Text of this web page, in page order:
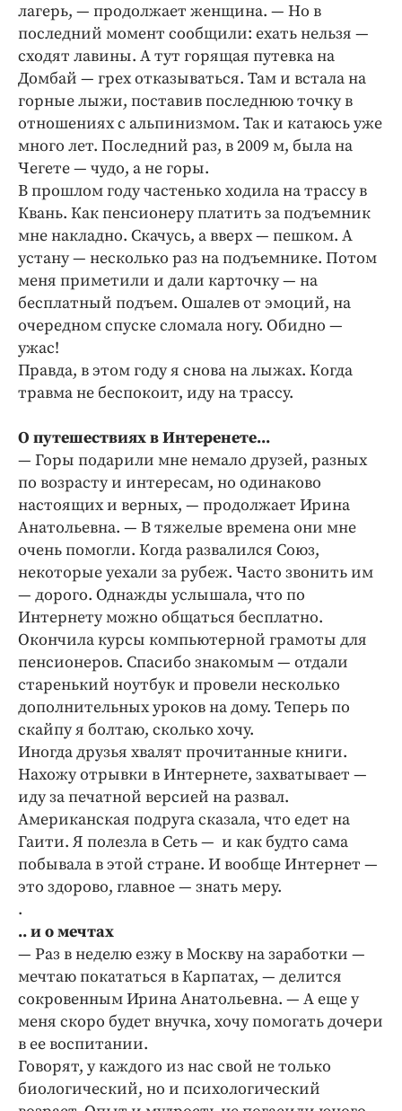
лагерь, — продолжает женщина. — Но в
последний момент сообщили: ехать нельзя —
сходят лавины. А тут горящая путевка на
Домбай — грех отказываться. Там и встала на
горные лыжи, поставив последнюю точку в
отношениях с альпинизмом. Так и катаюсь уже
много лет. Последний раз, в 2009 м, была на
Чегете — чудо, а не горы.
В прошлом году частенько ходила на трассу в
Квань. Как пенсионеру платить за подъемник
мне накладно. Скачусь, а вверх — пешком. А
устану — несколько раз на подъемнике. Потом
меня приметили и дали карточку — на
бесплатный подъем. Ошалев от эмоций, на
очередном спуске сломала ногу. Обидно —
ужас!
Правда, в этом году я снова на лыжах. Когда
травма не беспокоит, иду на трассу.
О путешествиях в Интеренете...
— Горы подарили мне немало друзей, разных
по возрасту и интересам, но одинаково
настоящих и верных, — продолжает Ирина
Анатольевна. — В тяжелые времена они мне
очень помогли. Когда развалился Союз,
некоторые уехали за рубеж. Часто звонить им
— дорого. Однажды услышала, что по
Интернету можно общаться бесплатно.
Окончила курсы компьютерной грамоты для
пенсионеров. Спасибо знакомым — отдали
старенький ноутбук и провели несколько
дополнительных уроков на дому. Теперь по
скайпу я болтаю, сколько хочу.
Иногда друзья хвалят прочитанные книги.
Нахожу отрывки в Интернете, захватывает —
иду за печатной версией на развал.
Американская подруга сказала, что едет на
Гаити. Я полезла в Сеть — и как будто сама
побывала в этой стране. И вообще Интернет —
это здорово, главное — знать меру.
.
.. и о мечтах
— Раз в неделю езжу в Москву на заработки —
мечтаю покататься в Карпатах, — делится
сокровенным Ирина Анатольевна. — А еще у
меня скоро будет внучка, хочу помогать дочери
в ее воспитании.
Говорят, у каждого из нас свой не только
биологический, но и психологический